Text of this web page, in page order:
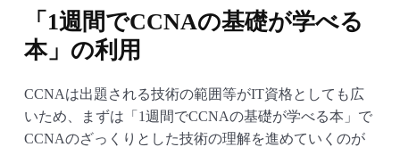
「1週間でCCNAの基礎が学べる
本」の利用
CCNAは出題される技術の範囲等がIT資格としても広
いため、まずは「1週間でCCNAの基礎が学べる本」で
CCNAのざっくりとした技術の理解を進めていくのが